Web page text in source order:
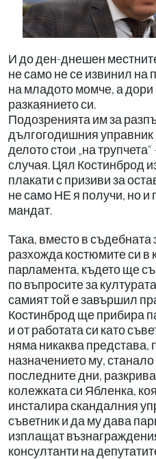
И до ден-днешен
не само не се извинил на
на младото момче, а
разкаянието си.
Подозренията им за
дългогодишния управник
делото стои „на
случая. Цял Костинброд
плакати с призиви за
не само НЕ я получи, но и
мандат.
Така, вместо в
разхожда костюмите си в
парламента, където ще
по въпросите за
самият той е завършил
Костинброд ще прибира
и от работата си като
няма никаква представа,
назначението му,
последните дни,
колежката си Ябленка,
инсталира скандалния
съветник и да му дава
изплащат
консултанти на